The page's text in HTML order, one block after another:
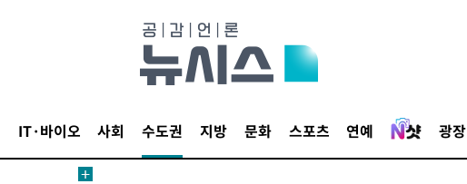
IT·바이오 사회 수도권 지방 문화 스포츠 연예 광장